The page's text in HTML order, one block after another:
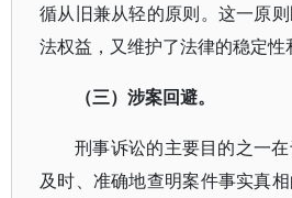
循从旧兼从轻的原则。这一原
法权益，又维护了法律的稳定性
（三）涉案回避。
刑事诉讼的主要目的之一
及时、准确地查明案件事实真